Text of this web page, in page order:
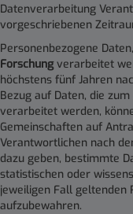
Datenverarbeitung
vorgeschriebenen
Personenbezogene
Forschungverarbeitet
höchstens fünf Jahren
Bezug auf Daten, die
verarbeitet werden,
Gemeinschaften auf
Verantwortlichen nach
dazu geben, bestimmte
statistischen oder
jeweiligen Fall geltenden
aufzubewahren.